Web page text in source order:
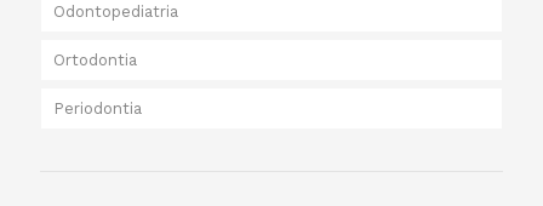
Odontopediatria
Ortodontia
Periodontia